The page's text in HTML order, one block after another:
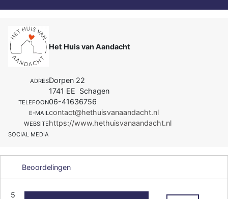
Het Huis van Aandacht
ADRESDorpen 22
1741 EE Schagen
TELEFOON06-41636756
E-MAILcontact@hethuisvanaandacht.nl
WEBSITEhttps://www.hethuisvanaandacht.nl
SOCIAL MEDIA
Beoordelingen
5